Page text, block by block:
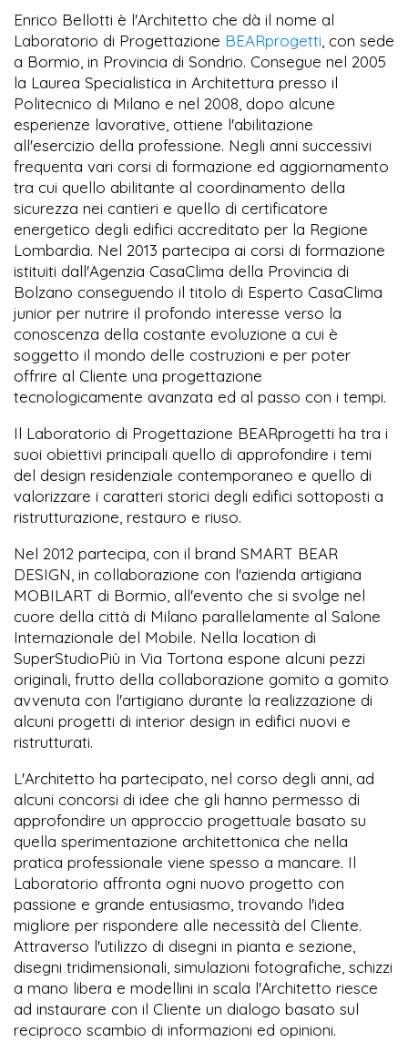
Enrico Bellotti è l'Architetto che dà il nome al
Laboratorio di Progettazione BEARprogetti , con sede
a Bormio, in Provincia di Sondrio. Consegue nel 2005
la Laurea Specialistica in Architettura presso il
Politecnico di Milano e nel 2008, dopo alcune
esperienze lavorative, ottiene l'abilitazione
all'esercizio della professione. Negli anni successivi
frequenta vari corsi di formazione ed aggiornamento
tra cui quello abilitante al coordinamento della
sicurezza nei cantieri e quello di certificatore
energetico degli edifici accreditato per la Regione
Lombardia. Nel 2013 partecipa ai corsi di formazione
istituiti dall'Agenzia CasaClima della Provincia di
Bolzano conseguendo il titolo di Esperto CasaClima
junior per nutrire il profondo interesse verso la
conoscenza della costante evoluzione a cui è
soggetto il mondo delle costruzioni e per poter
offrire al Cliente una progettazione
tecnologicamente avanzata ed al passo con i tempi.
Il Laboratorio di Progettazione BEARprogetti ha tra i
suoi obiettivi principali quello di approfondire i temi
del design residenziale contemporaneo e quello di
valorizzare i caratteri storici degli edifici sottoposti a
ristrutturazione, restauro e riuso.
Nel 2012 partecipa, con il brand SMART BEAR
DESIGN, in collaborazione con l'azienda artigiana
MOBILART di Bormio, all'evento che si svolge nel
cuore della città di Milano parallelamente al Salone
Internazionale del Mobile. Nella location di
SuperStudioPiù in Via Tortona espone alcuni pezzi
originali, frutto della collaborazione gomito a gomito
avvenuta con l'artigiano durante la realizzazione di
alcuni progetti di interior design in edifici nuovi e
ristrutturati.
L'Architetto ha partecipato, nel corso degli anni, ad
alcuni concorsi di idee che gli hanno permesso di
approfondire un approccio progettuale basato su
quella sperimentazione architettonica che nella
pratica professionale viene spesso a mancare. Il
Laboratorio affronta ogni nuovo progetto con
passione e grande entusiasmo, trovando l'idea
migliore per rispondere alle necessità del Cliente.
Attraverso l'utilizzo di disegni in pianta e sezione,
disegni tridimensionali, simulazioni fotografiche, schizzi
a mano libera e modellini in scala l'Architetto riesce
ad instaurare con il Cliente un dialogo basato sul
reciproco scambio di informazioni ed opinioni.